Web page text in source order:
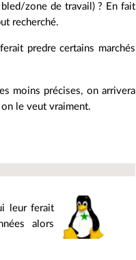
zone de travail) ? En fait
recherché.
predre certains marchés
moins précises, on arrivera
le veut vraiment.
leur ferait
alors